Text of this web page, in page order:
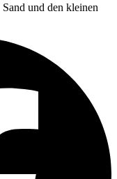
und den kleinen